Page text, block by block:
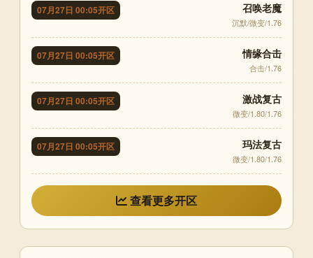
07月27日 00:05开区 召唤老魔
沉默/微变/1.76
07月27日 00:05开区 情缘合击
合击/1.76
07月27日 00:05开区 激战复古
微变/1.80/1.76
07月27日 00:05开区 玛法复古
微变/1.80/1.76
查看更多开区